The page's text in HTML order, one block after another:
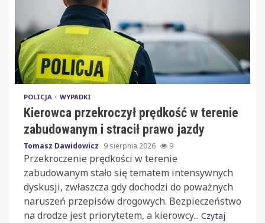
POLICJA WYPADKI
Kierowca przekroczył prędkość w terenie
zabudowanym i stracił prawo jazdy
Tomasz Dawidowicz 9 sierpnia 2026 9
Przekroczenie prędkości w terenie
zabudowanym stało się tematem intensywnych
dyskusji, zwłaszcza gdy dochodzi do poważnych
naruszeń przepisów drogowych. Bezpieczeństwo
na drodze jest priorytetem, a kierowcy... Czytaj